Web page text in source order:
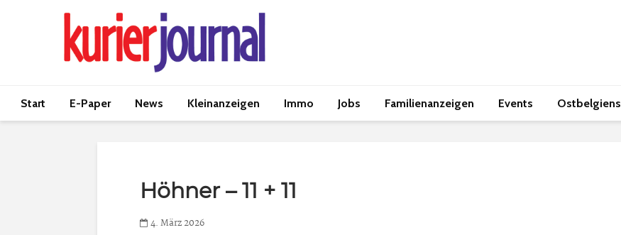
Start E-Paper News Kleinanzeigen Immo Jobs Familienanzeigen Events
Höhner – 11 + 11
4. März 2026